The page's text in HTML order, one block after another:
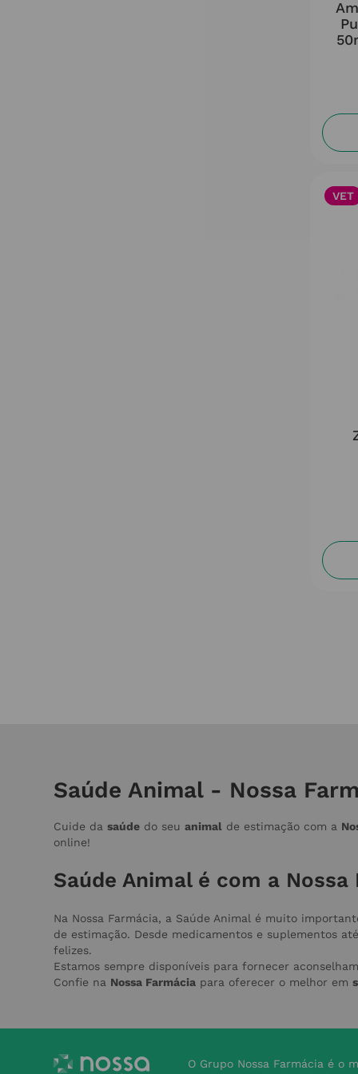
VET
Saúde Animal - Nossa
Cuide dasaúde do seuanimal de estimação com a
online!
Saúde Animal é com a Nossa
Na Nossa Farmácia, a Saúde Animal é muito
de estimação. Desde medicamentos e suplementos
felizes.
Estamos sempre disponíveis para fornecer
Confie na Nossa Farmácia para oferecer o melhor em
O Grupo Nossa Farmácia é o